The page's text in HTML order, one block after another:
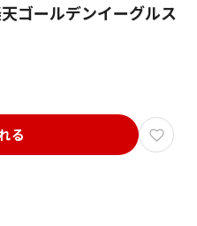
ゴールデンイーグルス
る